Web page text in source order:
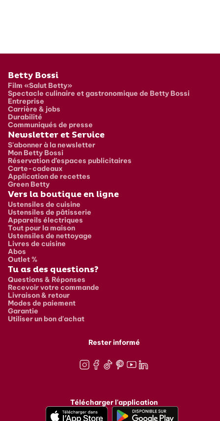
Pied de page
Betty Bossi
Film «Salut Betty»
Spectacle culinaire et gastronomique de Betty Bossi
Entreprise
Carrière & jobs
Durabilité
Communiqués de presse
Newsletter et Service
S'abonner à la newsletter
Mon Betty Bossi
Réservation d’espaces publicitaires
Carte-cadeaux
Application de recettes
Green Betty
Vers la boutique en ligne
Ustensiles de cuisine
Ustensiles de pâtisserie
Appareils électriques
Tout pour la maison
Ustensiles de nettoyage
Livres de cuisine
Abos
Outlet %
Tu as des questions?
Questions & Réponses
Recevoir votre commande
Livraison & retour
Modes de paiement
Garantie
Utiliser un bon d'achat
Rester informé
Télécharger l'application